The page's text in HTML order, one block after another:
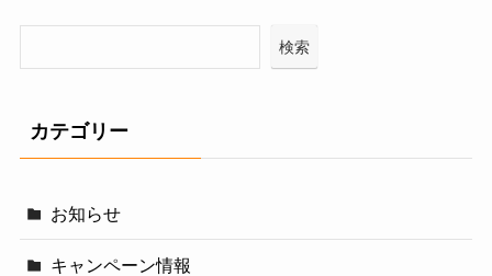
検索
カテゴリー
お知らせ
キャンペーン情報